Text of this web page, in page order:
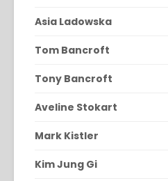
Asia Ladowska
Tom Bancroft
Tony Bancroft
Aveline Stokart
Mark Kistler
Kim Jung Gi